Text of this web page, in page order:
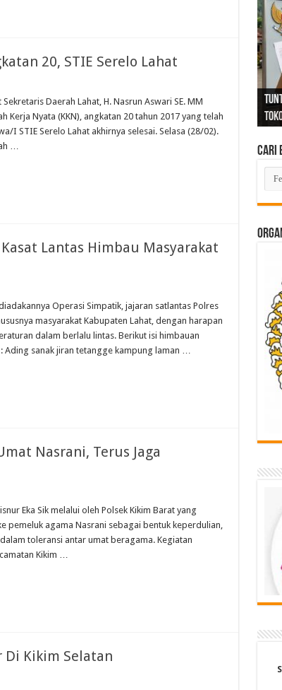
20, STIE Serelo Lahat
Daerah Lahat, H. Nasrun Aswari SE. MM
Nyata (KKN), angkatan 20 tahun 2017 yang telah
I STIE Serelo Lahat akhirnya selesai. Selasa (28/02).
…
Lantas Himbau Masyarakat
Operasi Simpatik, jajaran satlantas Polres
masyarakat Kabupaten Lahat, dengan harapan
dalam berlalu lintas. Berikut isi himbauan
: Ading sanak jiran tetangge kampung laman …
Nasrani, Terus Jaga
Eka Sik melalui oleh Polsek Kikim Barat yang
pemeluk agama Nasrani sebagai bentuk keperdulian,
toleransi antar umat beragama. Kegiatan
Kikim …
Di Kikim Selatan
Cari
Cari
di
S